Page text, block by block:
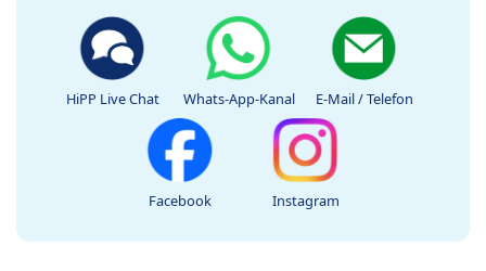
HiPP Live Chat Whats-App-Kanal E-Mail / Telefon
Facebook Instagram